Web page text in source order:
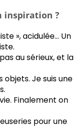
inspiration ?
», acidulée… Un
au sérieux, et la
Je suis une
Finalement on
pour une